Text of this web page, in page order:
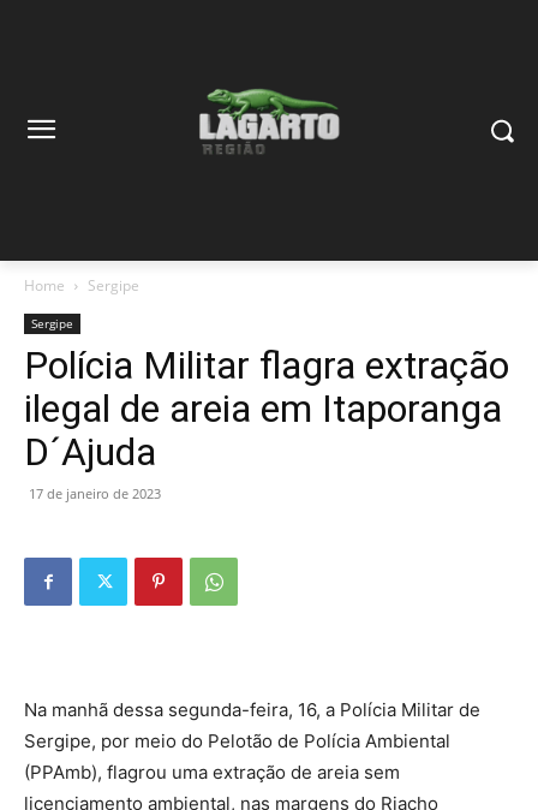
Home Sergipe
Sergipe
Polícia Militar flagra extração
ilegal de areia em Itaporanga
D´Ajuda
17 de janeiro de 2023
Na manhã dessa segunda-feira, 16, a Polícia Militar de
Sergipe, por meio do Pelotão de Polícia Ambiental
(PPAmb), flagrou uma extração de areia sem
licenciamento ambiental, nas margens do Riacho